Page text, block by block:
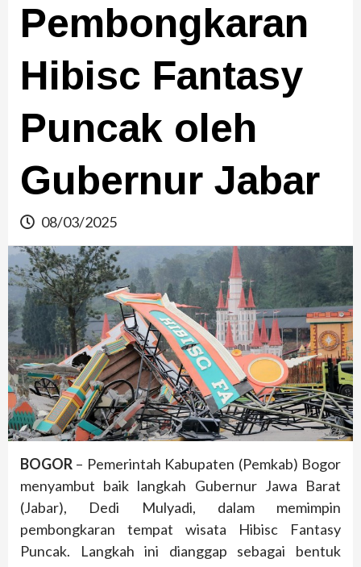
Pembongkaran
Hibisc Fantasy
Puncak oleh
Gubernur Jabar
08/03/2025
BOGOR – Pemerintah Kabupaten (Pemkab) Bogor
menyambut baik langkah Gubernur Jawa Barat
(Jabar), Dedi Mulyadi, dalam memimpin
pembongkaran tempat wisata Hibisc Fantasy
Puncak. Langkah ini dianggap sebagai bentuk